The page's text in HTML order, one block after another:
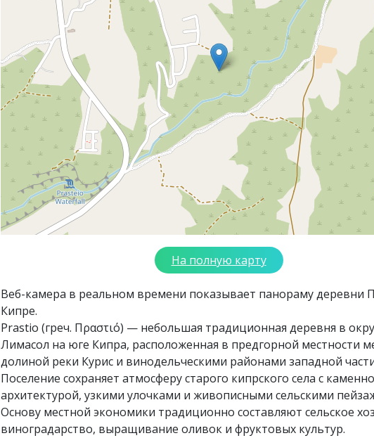
На полную карту
Веб-камера в реальном времени показывает панораму деревни
Кипре.
Prastio (греч. Πραστιό) — небольшая традиционная деревня в
Лимасол на юге Кипра, расположенная в предгорной местности
долиной реки Курис и винодельческими районами западной
Поселение сохраняет атмосферу старого кипрского села с
архитектурой, узкими улочками и живописными сельскими
Основу местной экономики традиционно составляют сельское
виноградарство, выращивание оливок и фруктовых культур.